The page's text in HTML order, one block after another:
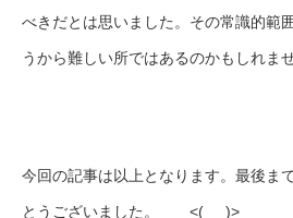
べきだとは思いました。その常識的範
うから難しい所ではあるのかもしれませ
今回の記事は以上となります。最後ま
とうございました。 <(_ _)>